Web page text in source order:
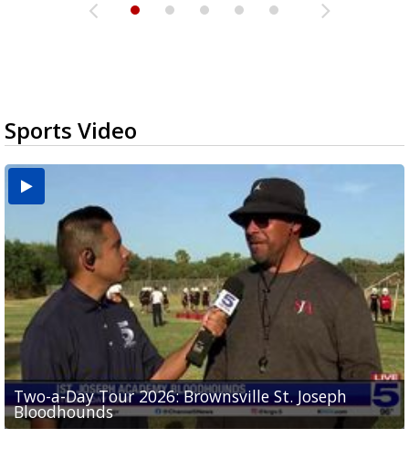
Sports Video
Two-a-Day Tour 2026: Brownsville St. Joseph
Bloodhounds
Two-a-Day Tour 2026: St. Joseph Academy
Bloodhounds
Two-a-Day Tour 2026: Sharyland Rattlers
Sit-down interview with UTRGV wide receiver
Tavian Cord
Two-a-Day Tour 2026: Raymondville Bearkats